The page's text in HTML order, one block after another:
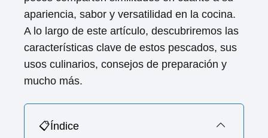
apariencia, sabor y versatilidad en la cocina.
A lo largo de este artículo, descubriremos las
características clave de estos pescados, sus
usos culinarios, consejos de preparación y
mucho más.
📋Índice